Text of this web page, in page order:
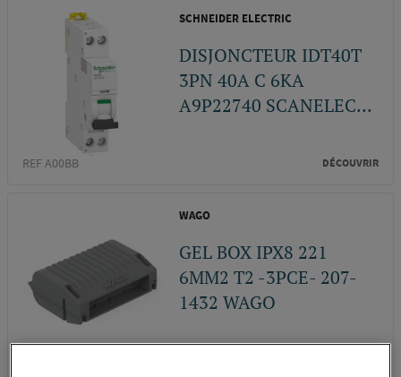
SCHNEIDER ELECTRIC
DISJONCTEUR IDT40T
3PN 40A C 6KA
A9P22740 SCANELEC...
REF A00BB DÉCOUVRIR
WAGO
GEL BOX IPX8 221
6MM2 T2 -3PCE- 207-
1432 WAGO